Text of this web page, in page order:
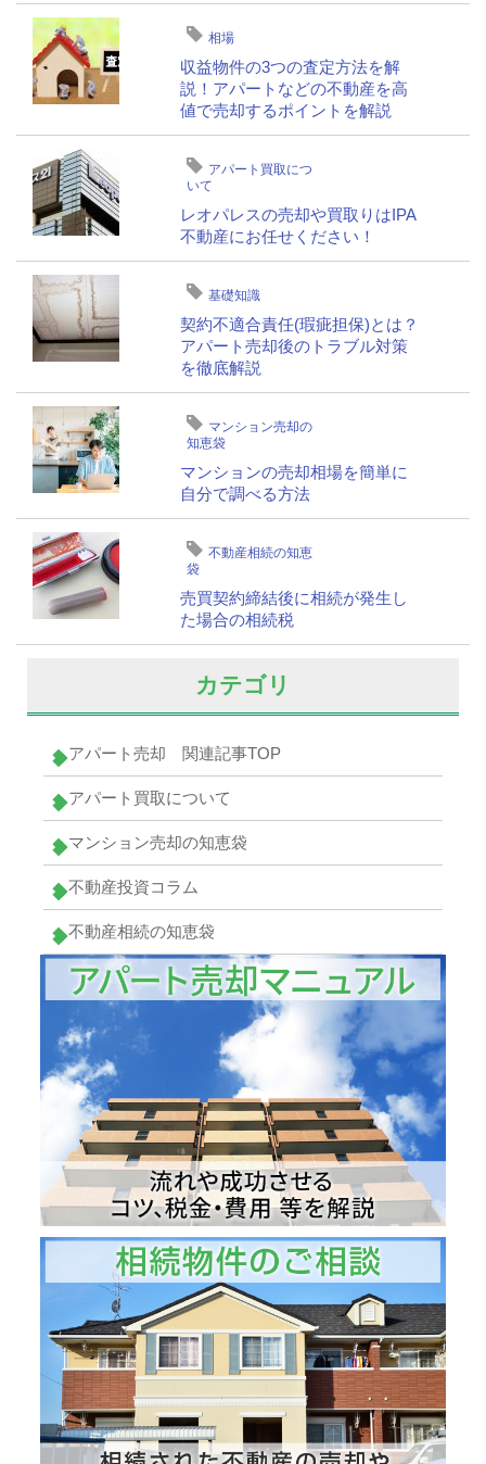
相場
収益物件の3つの査定方法を解
説！アパートなどの不動産を高
値で売却するポイントを解説
アパート買取につ
いて
レオパレスの売却や買取りはIPA
不動産にお任せください！
基礎知識
契約不適合責任(瑕疵担保)とは？
アパート売却後のトラブル対策
を徹底解説
マンション売却の
知恵袋
マンションの売却相場を簡単に
自分で調べる方法
不動産相続の知恵
袋
売買契約締結後に相続が発生し
た場合の相続税
カテゴリ
アパート売却 関連記事TOP
アパート買取について
マンション売却の知恵袋
不動産投資コラム
不動産相続の知恵袋